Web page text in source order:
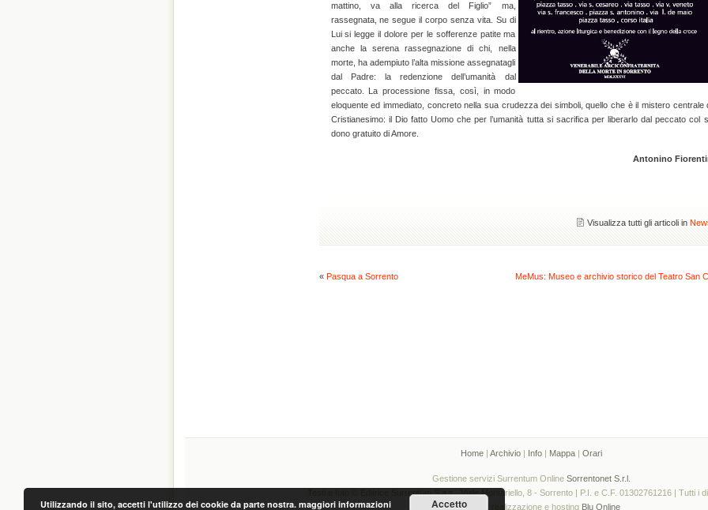
mattino, va alla ricerca del Figlio” ma,
rassegnata, ne segue il corpo senza vita. Su di
Lui si legge il dolore per le sofferenze patite ma
anche la serena rassegnazione di chi, nella
morte, ha adempiuto l’alta missione assegnatagli
dal Padre: la redenzione dell’umanità dal
peccato. La processione fissa, così, in modo
eloquente ed immediato, concreto nella sua crudezza dei simboli, quello che è il mistero centrale
Cristianesimo: il Dio fatto Uomo che per l’umanità tutta si sacrifica per liberarlo dal peccato col
dono gratuito di Amore.
Antonino
Visualizza tutti gli articoli in
« Pasqua a Sorrento MeMus: Museo e archivio storico del Teatro San
Home| Archivio| Info| Mappa| Orari
Gestione servizi Surrentum Online Sorrentonet S.r.l.
Testi e foto © Editrice Surrentum S.a.s., Viale Montariello, 8 - Sorrento | P.I. e C.F. 01302761216 | Tutti i
Web design, realizzazione e hosting Blu Online
Utilizzando il sito, accetti l'utilizzo dei cookie da parte nostra. maggiori informazioni Accetto